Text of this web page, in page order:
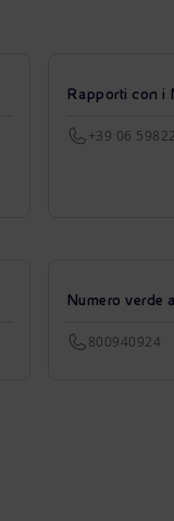
Rapporti con i
+39 06
Numero verde
800940924